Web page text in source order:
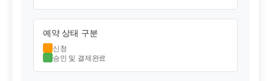
예약 상태 구분
신청
승인 및 결제완료